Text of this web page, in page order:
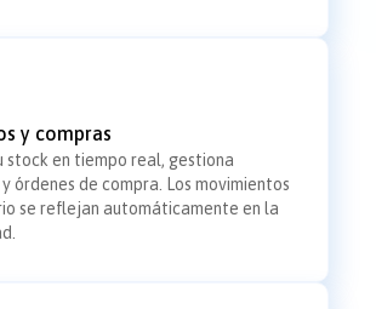
y compras
stock en tiempo real, gestiona
órdenes de compra. Los movimientos
se reflejan automáticamente en la